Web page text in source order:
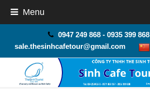
Menu
0947 249 868 - 0935 399 868
sale.thesinhcafetour@gmail.com